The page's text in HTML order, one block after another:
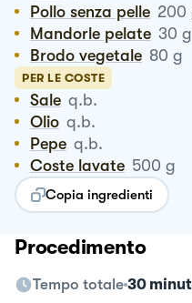
Pollo senza pelle 200
Mandorle pelate 30 g
Brodo vegetale 80 g
PER LE COSTE
Sale q.b.
Olio q.b.
Pepe q.b.
Coste lavate 500 g
Copia ingredienti
Procedimento
Tempo totale 30